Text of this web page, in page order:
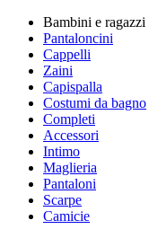
Bambini e ragazzi
Pantaloncini
Cappelli
Zaini
Capispalla
Costumi da bagno
Completi
Accessori
Intimo
Maglieria
Pantaloni
Scarpe
Camicie